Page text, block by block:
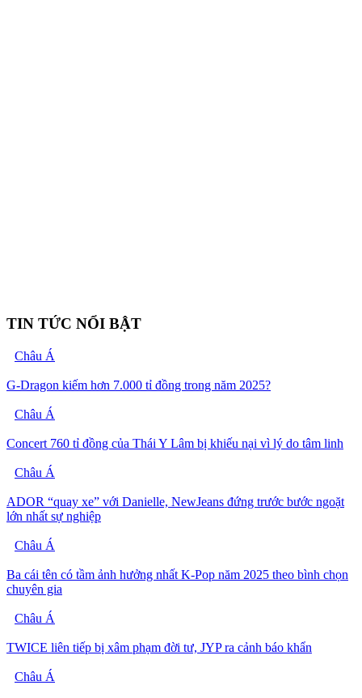
TIN TỨC NỔI BẬT
Châu Á
G-Dragon kiếm hơn 7.000 tỉ đồng trong năm 2025?
Châu Á
Concert 760 tỉ đồng của Thái Y Lâm bị khiếu nại vì lý do tâm linh
Châu Á
ADOR “quay xe” với Danielle, NewJeans đứng trước bước ngoặt
lớn nhất sự nghiệp
Châu Á
Ba cái tên có tầm ảnh hưởng nhất K-Pop năm 2025 theo bình chọn
chuyên gia
Châu Á
TWICE liên tiếp bị xâm phạm đời tư, JYP ra cảnh báo khẩn
Châu Á